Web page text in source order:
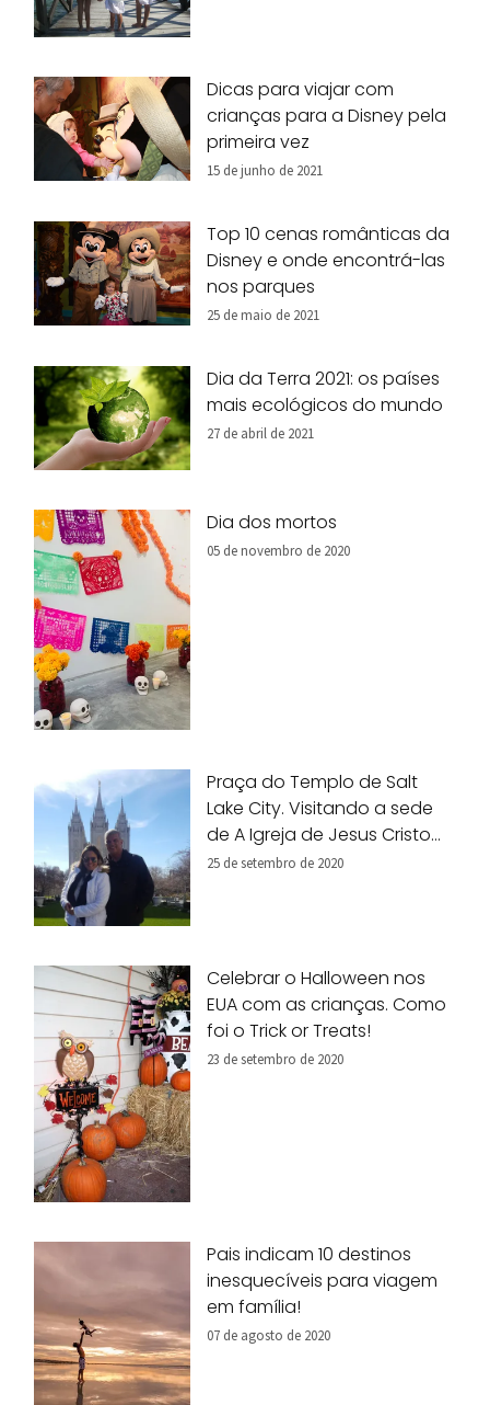
Dicas para viajar com
crianças para a Disney pela
primeira vez
15 de junho de 2021
Top 10 cenas românticas da
Disney e onde encontrá-las
nos parques
25 de maio de 2021
Dia da Terra 2021: os países
mais ecológicos do mundo
27 de abril de 2021
Dia dos mortos
05 de novembro de 2020
Praça do Templo de Salt
Lake City. Visitando a sede
de A Igreja de Jesus Cristo
dos Santos dos Últimos Dias.
25 de setembro de 2020
Celebrar o Halloween nos
EUA com as crianças. Como
foi o Trick or Treats!
23 de setembro de 2020
Pais indicam 10 destinos
inesquecíveis para viagem
em família!
07 de agosto de 2020